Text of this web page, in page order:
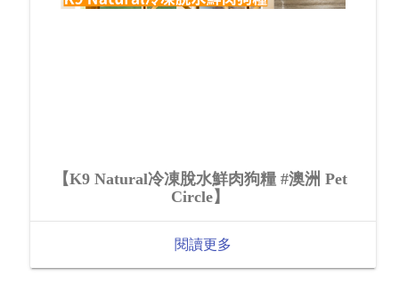
【K9 Natural冷凍脫水鮮肉狗糧 #澳洲 Pet
Circle】
閱讀更多